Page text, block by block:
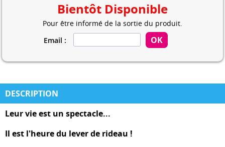
Bientôt Disponible
Pour être informé de la sortie du produit.
Email :
DESCRIPTION
Leur vie est un spectacle...
Il est l'heure du lever de rideau !